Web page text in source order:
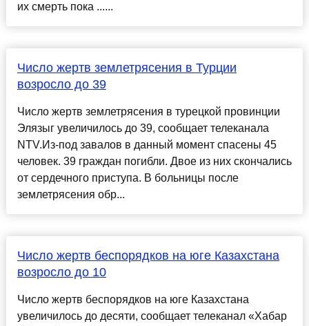
их смерть пока ......
Число жертв землетрясения в Турции
возросло до 39
Число жертв землетрясения в турецкой провинции
Элязыг увеличилось до 39, сообщает телеканала
NTV.Из-под завалов в данный момент спасены 45
человек. 39 граждан погибли. Двое из них скончались
от сердечного приступа. В больницы после
землетрясения обр...
Число жертв беспорядков на юге Казахстана
возросло до 10
Число жертв беспорядков на юге Казахстана
увеличилось до десяти, сообщает телеканал «Хабар